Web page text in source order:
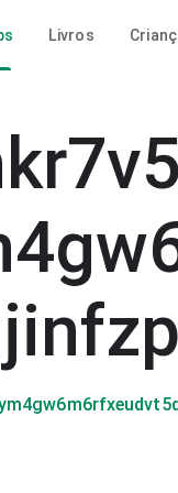
Livros